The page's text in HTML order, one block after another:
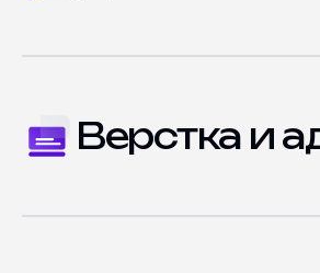
Верстка и